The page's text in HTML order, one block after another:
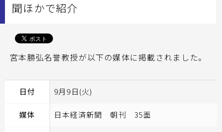
聞ほかで紹介
宮本勝弘名誉教授が以下の媒体に掲載されました。
日付 9月9日(火)
媒体 日本経済新聞 朝刊 35面